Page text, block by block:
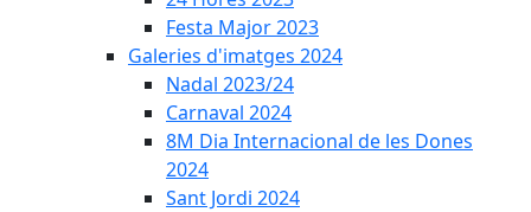
Festa Major 2023
Galeries d'imatges 2024
Nadal 2023/24
Carnaval 2024
8M Dia Internacional de les Dones
2024
Sant Jordi 2024